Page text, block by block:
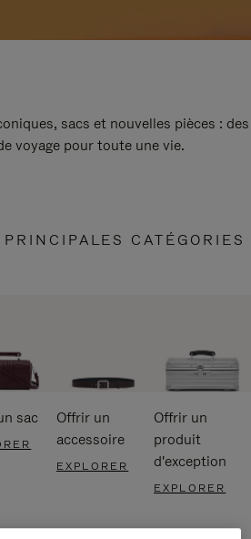
sacs et nouvelles pièces : des
voyage pour toute une vie.
CATÉGORIES
sac
Offrir un
accessoire
EXPLORER
Offrir un
produit
d'exception
EXPLORER